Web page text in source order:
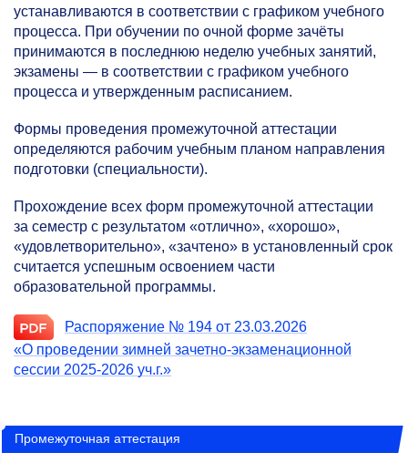
устанавливаются в соответствии с графиком учебного
процесса. При обучении по очной форме зачёты
принимаются в последнюю неделю учебных занятий,
экзамены — в соответствии с графиком учебного
процесса и утвержденным расписанием.
Формы проведения промежуточной аттестации
определяются рабочим учебным планом направления
подготовки (специальности).
Прохождение всех форм промежуточной аттестации
за семестр с результатом «отлично», «хорошо»,
«удовлетворительно», «зачтено» в установленный срок
считается успешным освоением части
образовательной программы.
Распоряжение № 194 от 23.03.2026
«О проведении зимней зачетно-экзаменационной
сессии 2025-2026 уч.г.»
Промежуточная аттестация